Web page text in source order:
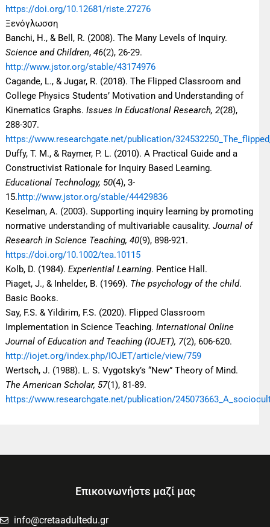
https://doi.org/10.12681/riste.27276
Ξενόγλωσση
Banchi, H., & Bell, R. (2008). The Many Levels of Inquiry.
Science and Children,46(2), 26-29.
http://www.jstor.org/stable/43174976
Cagande, L., & Jugar, R. (2018). The Flipped Classroom and
College Physics Students’ Motivation and Understanding of
Kinematics Graphs.Issues in Educational Research, 2(28),
288-307.
https://www.researchgate.net/publication/
Duffy, T. M., & Raymer, P. L. (2010). A Practical Guide and a
Constructivist Rationale for Inquiry Based Learning.
Educational Technology, 50(4), 3-
15.http://www.jstor.org/stable/44429836
Keselman, A. (2003). Supporting inquiry learning by promoting
normative understanding of multivariable causality.Journal of
Research in Science Teaching, 40(9), 898-921.
https://doi.org/10.1002/tea.10115
Kolb, D. (1984).Experiential Learning. Pentice Hall.
Piaget, J., & Inhelder, B. (1969). The psychology of the child.
Basic Books.
Say, F.S. & Yildirim, F.S. (2020). Flipped Classroom
Implementation in Science Teaching.International Online
Journal of Education and Teaching (IOJET), 7(2), 606-620.
http://iojet.org/index.php/IOJET/article/view/759
Wertsch, J. (1988). L. S. Vygotsky’s “New” Theory of Mind.
The American Scholar, 57(1), 81-89.
https://www.researchgate.net/publication/
Επικοινωνήστε μαζί μας
info@cretaadultedu.gr